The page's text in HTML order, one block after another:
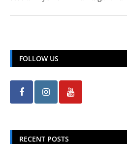
FOLLOW US
RECENT POSTS